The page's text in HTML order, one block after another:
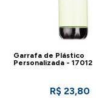
Garrafa de Plástico
Personalizada - 17012
R$ 23,80